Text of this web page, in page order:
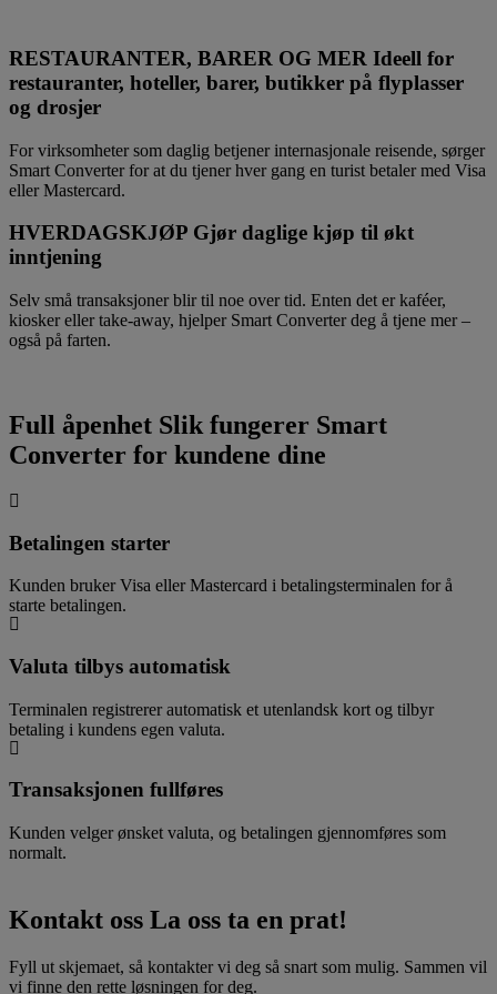
RESTAURANTER, BARER OG MER Ideell for
restauranter, hoteller, barer, butikker på flyplasser
og drosjer
For virksomheter som daglig betjener internasjonale reisende, sørger
Smart Converter for at du tjener hver gang en turist betaler med Visa
eller Mastercard.
HVERDAGSKJØP Gjør daglige kjøp til økt
inntjening
Selv små transaksjoner blir til noe over tid. Enten det er kaféer,
kiosker eller take-away, hjelper Smart Converter deg å tjene mer –
også på farten.
Full åpenhet Slik fungerer Smart
Converter for kundene dine
Betalingen starter
Kunden bruker Visa eller Mastercard i betalingsterminalen for å
starte betalingen.
Valuta tilbys automatisk
Terminalen registrerer automatisk et utenlandsk kort og tilbyr
betaling i kundens egen valuta.
Transaksjonen fullføres
Kunden velger ønsket valuta, og betalingen gjennomføres som
normalt.
Kontakt oss La oss ta en prat!
Fyll ut skjemaet, så kontakter vi deg så snart som mulig. Sammen vil
vi finne den rette løsningen for deg.